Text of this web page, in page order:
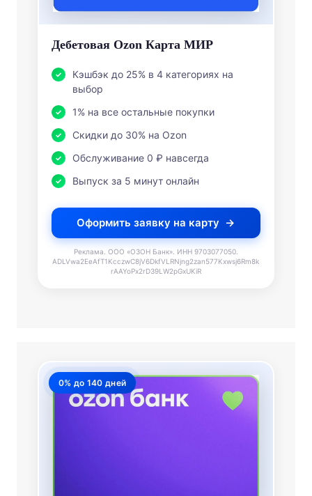
Дебетовая Ozon Карта МИР
Кэшбэк до 25% в 4 категориях на
выбор
1% на все остальные покупки
Скидки до 30% на Ozon
Обслуживание 0 ₽ навсегда
Выпуск за 5 минут онлайн
Оформить заявку на карту
Реклама. ООО «ОЗОН Банк». ИНН 9703077050.
ADLVwa2EeAfT1KcczwC8jV6DkfVLRNjng2zan577Kxwsj6Rm8k
rAAYoPx2rD39LW2pGxUKiR
0% до 140 дней